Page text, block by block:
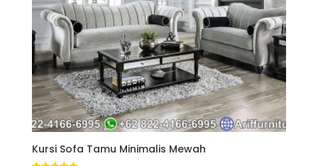
Kursi Sofa Tamu Minimalis Mewah